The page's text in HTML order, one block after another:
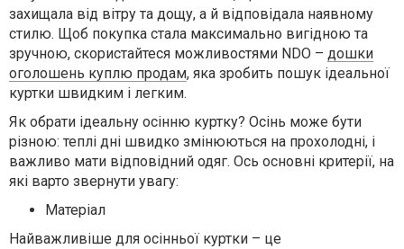
захищала від вітру та дощу, а й відповідала наявному
стилю. Щоб покупка стала максимально вигідною та
зручною, скористайтеся можливостями NDO – дошки
оголошень куплю продам, яка зробить пошук ідеальної
куртки швидким і легким.
Як обрати ідеальну осінню куртку? Осінь може бути
різною: теплі дні швидко змінюються на прохолодні, і
важливо мати відповідний одяг. Ось основні критерії, на
які варто звернути увагу:
Матеріал
Найважливіше для осінньої куртки – це